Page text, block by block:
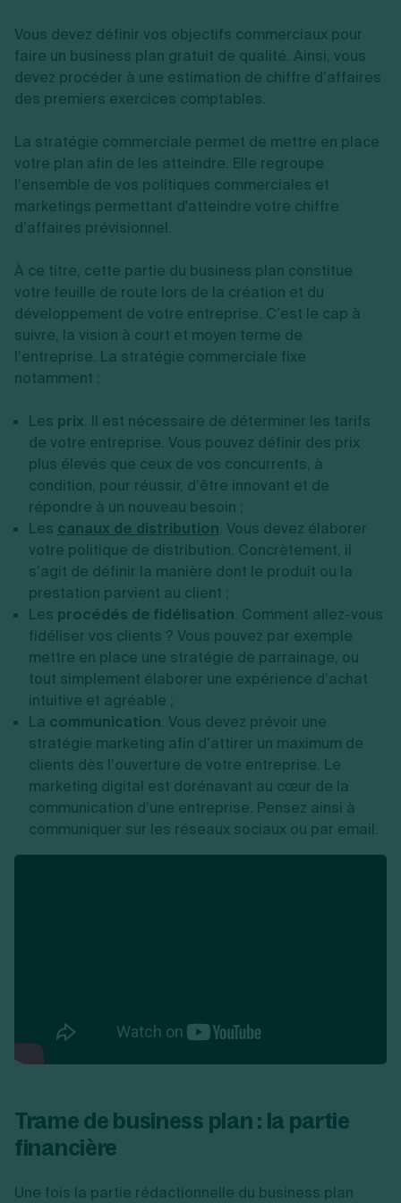
Vous devez définir vos objectifs commerciaux pour
faire un business plan gratuit de qualité. Ainsi, vous
devez procéder à une estimation de chiffre d’affaires
des premiers exercices comptables.
La stratégie commerciale permet de mettre en place
votre plan afin de les atteindre. Elle regroupe
l’ensemble de vos politiques commerciales et
marketings permettant d'atteindre votre chiffre
d’affaires prévisionnel.
À ce titre, cette partie du business plan constitue
votre feuille de route lors de la création et du
développement de votre entreprise. C’est le cap à
suivre, la vision à court et moyen terme de
l’entreprise. La stratégie commerciale fixe
notamment :
Les prix. Il est nécessaire de déterminer les tarifs
de votre entreprise. Vous pouvez définir des prix
plus élevés que ceux de vos concurrents, à
condition, pour réussir, d’être innovant et de
répondre à un nouveau besoin ;
Les canaux de distribution. Vous devez élaborer
votre politique de distribution. Concrètement, il
s’agit de définir la manière dont le produit ou la
prestation parvient au client ;
Les procédés de fidélisation. Comment allez-vous
fidéliser vos clients ? Vous pouvez par exemple
mettre en place une stratégie de parrainage, ou
tout simplement élaborer une expérience d’achat
intuitive et agréable ;
La communication. Vous devez prévoir une
stratégie marketing afin d’attirer un maximum de
clients dès l’ouverture de votre entreprise. Le
marketing digital est dorénavant au cœur de la
communication d’une entreprise. Pensez ainsi à
communiquer sur les réseaux sociaux ou par email.
Trame de business plan : la partie
financière
Une fois la partie rédactionnelle du business plan